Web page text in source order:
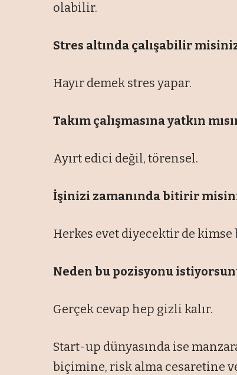
olabilir.
Stres altında çalışabilir
Hayır demek stres yapar.
Takım çalışmasına yatkın
Ayırt edici değil, törensel.
İşinizi zamanında bitirir
Herkes evet diyecektir de
Neden bu pozisyonu
Gerçek cevap hep gizli kalır.
Start-up dünyasında ise
biçimine, risk alma cesaretine